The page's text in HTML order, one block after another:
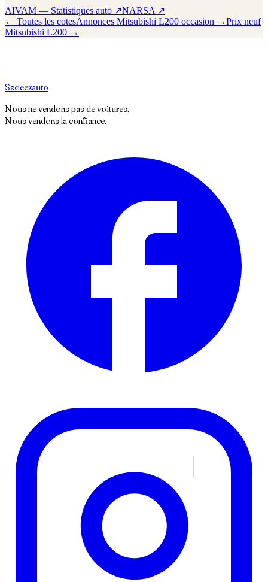
AIVAM — Statistiques auto ↗NARSA ↗
← Toutes les cotesAnnonces Mitsubishi L200 occasion →Prix neuf
Mitsubishi L200 →
Ssoeezauto
Nous ne vendons pas de voitures.
Nous vendons la confiance.